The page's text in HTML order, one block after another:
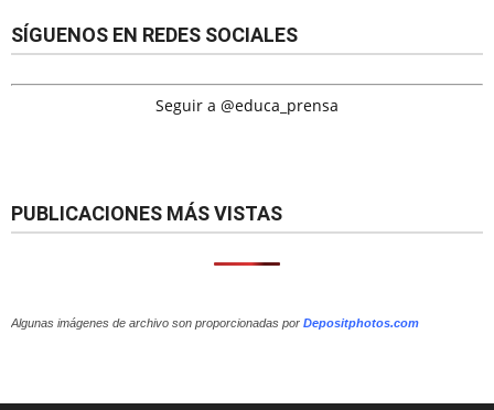
SÍGUENOS EN REDES SOCIALES
Seguir a @educa_prensa
PUBLICACIONES MÁS VISTAS
Algunas imágenes de archivo son proporcionadas por Depositphotos.com